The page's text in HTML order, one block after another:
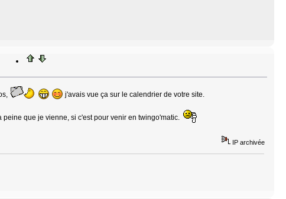
j'avais vue ça sur le calendrier de votre site.
que je vienne, si c'est pour venir en twingo'matic.
IP archivée